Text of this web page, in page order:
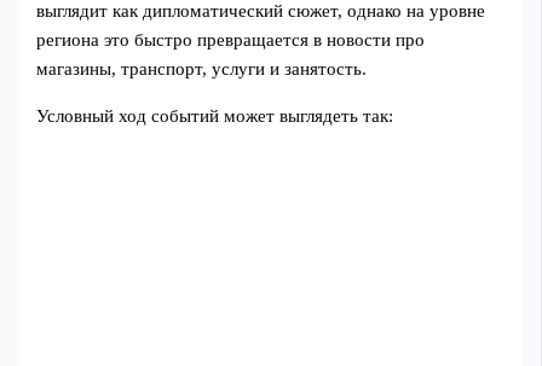
выглядит как дипломатический сюжет, однако на уровне
региона это быстро превращается в новости про
магазины, транспорт, услуги и занятость.
Условный ход событий может выглядеть так: